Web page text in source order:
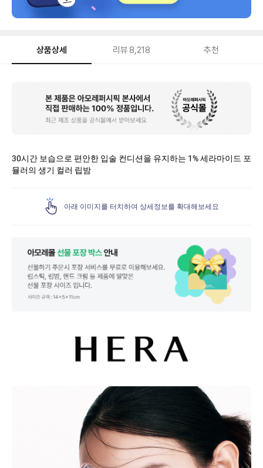
상품상세 리뷰 8,218 추천
30시간 보습으로 편안한 입술 컨디션을 유지하는 1% 세라마이드 포
뮬러의 생기 컬러 립밤
아래 이미지를 터치하여 상세정보를 확대해보세요